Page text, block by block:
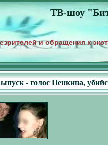
ТВ-шоу
и обращения к
- голос Пенкина,